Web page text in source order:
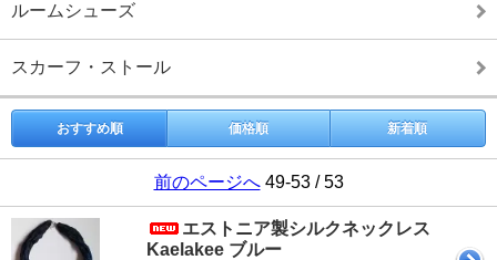
ルームシューズ
スカーフ・ストール
おすすめ順 価格順 新着順
前のページへ49-53 / 53
エストニア製シルクネックレス
Kaelakee ブルー